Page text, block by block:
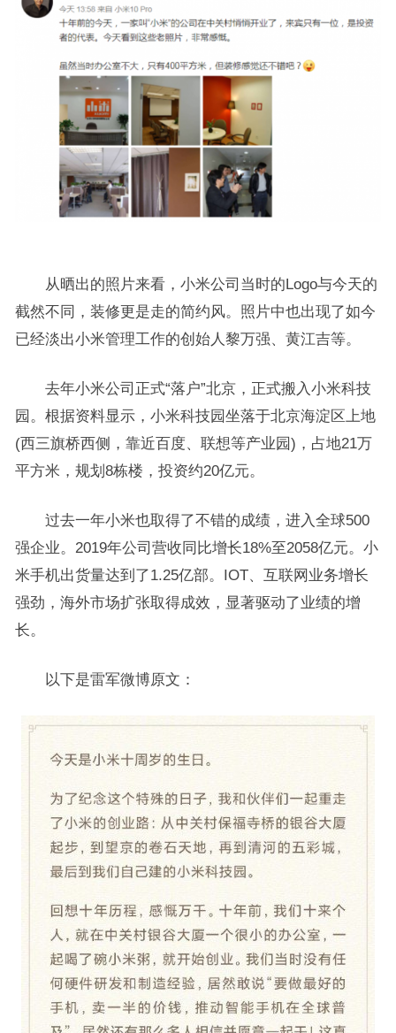
从晒出的照片来看，小米公司当时的Logo与今天的
截然不同，装修更是走的简约风。照片中也出现了如今
已经淡出小米管理工作的创始人黎万强、黄江吉等。
去年小米公司正式“落户”北京，正式搬入小米科技
园。根据资料显示，小米科技园坐落于北京海淀区上地
(西三旗桥西侧，靠近百度、联想等产业园)，占地21万
平方米，规划8栋楼，投资约20亿元。
过去一年小米也取得了不错的成绩，进入全球500
强企业。2019年公司营收同比增长18%至2058亿元。小
米手机出货量达到了1.25亿部。IOT、互联网业务增长
强劲，海外市场扩张取得成效，显著驱动了业绩的增
长。
以下是雷军微博原文：